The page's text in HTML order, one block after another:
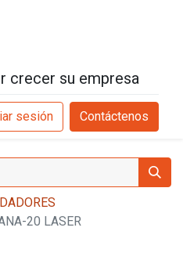
crecer su empresa
sesión Contáctenos
20 LASER